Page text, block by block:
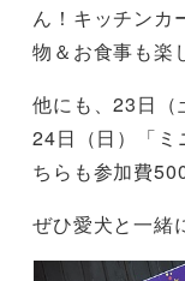
ん！キッチンカ
物＆お食事も楽
他にも、23日（
24日（日）「ミ
ちらも参加費500
ぜひ愛犬と一